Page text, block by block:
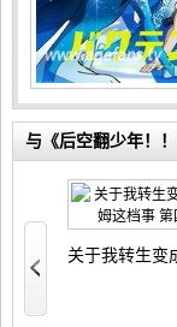
与《后空翻少年！
关于我转生变